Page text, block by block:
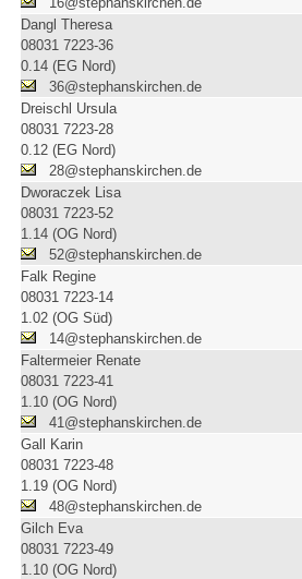
Dangl Theresa
08031 7223-36
0.14 (EG Nord)
36@stephanskirchen.de
Dreischl Ursula
08031 7223-28
0.12 (EG Nord)
28@stephanskirchen.de
Dworaczek Lisa
08031 7223-52
1.14 (OG Nord)
52@stephanskirchen.de
Falk Regine
08031 7223-14
1.02 (OG Süd)
14@stephanskirchen.de
Faltermeier Renate
08031 7223-41
1.10 (OG Nord)
41@stephanskirchen.de
Gall Karin
08031 7223-48
1.19 (OG Nord)
48@stephanskirchen.de
Gilch Eva
08031 7223-49
1.10 (OG Nord)